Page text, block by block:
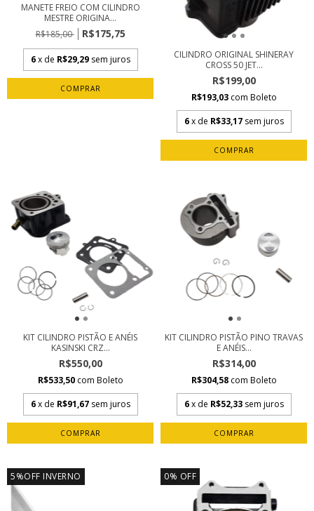
MANETE FREIO COM CILINDRO
MESTRE ORIGINA...
R$185,00
R$175,75
6 x de R$29,29 sem juros
CILINDRO ORIGINAL SHINERAY
CROSS 50 JET...
R$199,00
R$193,03 com Boleto
6 x de R$33,17 sem juros
KIT CILINDRO PISTÃO E ANÉIS
KASINSKI CRZ...
R$550,00
R$533,50 com Boleto
6 x de R$91,67 sem juros
KIT CILINDRO PISTÃO PINO TRAVAS
E ANÉIS...
R$314,00
R$304,58 com Boleto
6 x de R$52,33 sem juros
5%OFF INVERNO 0% OFF